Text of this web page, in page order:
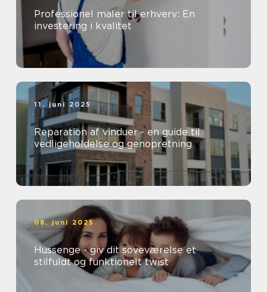
Professionel maler til erhverv: En
investering i kvalitet
11. juni 2025
Reparation af vinduer - en guide til
vedligeholdelse og genopretning
08. juni 2025
Hussenge - giv dit soveværelse et
stilfuldt og funktionelt twist